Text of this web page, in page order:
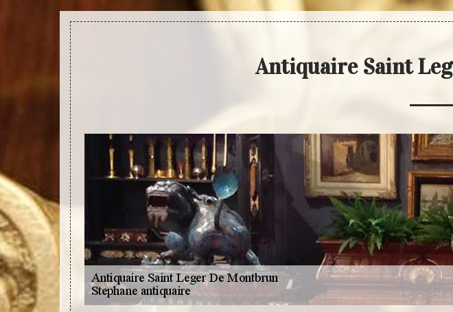
Antiquaire Saint